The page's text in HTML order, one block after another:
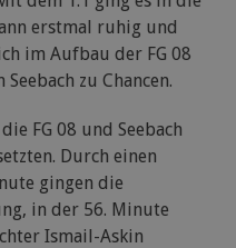
erstmal ruhig und
im Aufbau der FG 08
zu Chancen.
FG 08 und Seebach
Durch einen
gingen die
in der 56. Minute
Ismail-Askin